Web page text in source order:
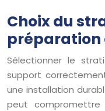
Choix du
préparation
Sélectionner le
support
une installation
peut